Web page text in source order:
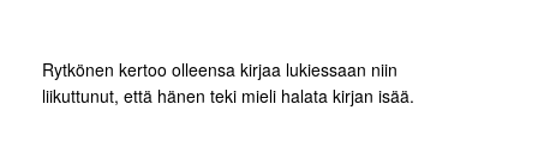
Rytkönen kertoo olleensa kirjaa lukiessaan niin
liikuttunut, että hänen teki mieli halata kirjan isää.